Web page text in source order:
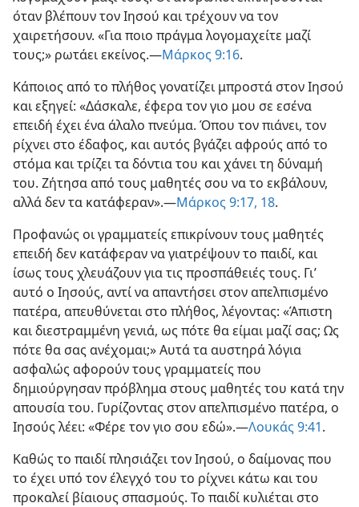
όταν βλέπουν τον Ιησού και τρέχουν να τον
χαιρετήσουν. «Για ποιο πράγμα λογομαχείτε μαζί
τους;» ρωτάει εκείνος.​—Μάρκος 9:16.
Κάποιος από το πλήθος γονατίζει μπροστά στον Ιησού
και εξηγεί: «Δάσκαλε, έφερα τον γιο μου σε εσένα
επειδή έχει ένα άλαλο πνεύμα. Όπου τον πιάνει, τον
ρίχνει στο έδαφος, και αυτός βγάζει αφρούς από το
στόμα και τρίζει τα δόντια του και χάνει τη δύναμή
του. Ζήτησα από τους μαθητές σου να το εκβάλουν,
αλλά δεν τα κατάφεραν».​—Μάρκος 9:17, 18.
Προφανώς οι γραμματείς επικρίνουν τους μαθητές
επειδή δεν κατάφεραν να γιατρέψουν το παιδί, και
ίσως τους χλευάζουν για τις προσπάθειές τους. Γι’
αυτό ο Ιησούς, αντί να απαντήσει στον απελπισμένο
πατέρα, απευθύνεται στο πλήθος, λέγοντας: «Άπιστη
και διεστραμμένη γενιά, ως πότε θα είμαι μαζί σας; Ως
πότε θα σας ανέχομαι;» Αυτά τα αυστηρά λόγια
ασφαλώς αφορούν τους γραμματείς που
δημιούργησαν πρόβλημα στους μαθητές του κατά την
απουσία του. Γυρίζοντας στον απελπισμένο πατέρα, ο
Ιησούς λέει: «Φέρε τον γιο σου εδώ».​—Λουκάς 9:41.
Καθώς το παιδί πλησιάζει τον Ιησού, ο δαίμονας που
το έχει υπό τον έλεγχό του το ρίχνει κάτω και του
προκαλεί βίαιους σπασμούς. Το παιδί κυλιέται στο